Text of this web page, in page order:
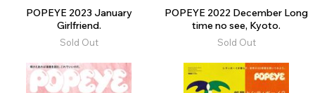
POPEYE 2023 January
Girlfriend.
Sold Out
POPEYE 2022 December Long
time no see, Kyoto.
Sold Out